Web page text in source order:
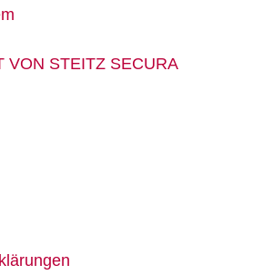
VON STEITZ SECURA